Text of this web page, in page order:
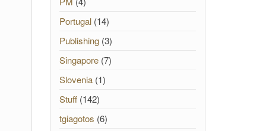
Portugal(14)
Publishing(3)
Singapore(7)
Slovenia(1)
Stuff(142)
tgiagotos (6)